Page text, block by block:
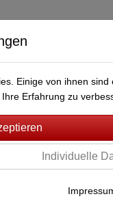
(74)
Einige von ihnen
Erfahrung zu
Individuelle